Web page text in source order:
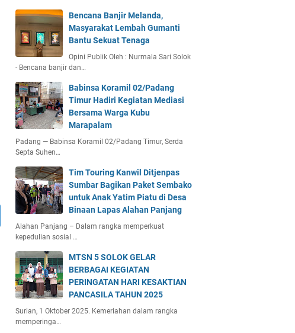
Bencana Banjir Melanda,
Masyarakat Lembah Gumanti
Bantu Sekuat Tenaga
Opini Publik Oleh : Nurmala Sari Solok
- Bencana banjir dan…
Babinsa Koramil 02/Padang
Timur Hadiri Kegiatan Mediasi
Bersama Warga Kubu
Marapalam
Padang — Babinsa Koramil 02/Padang Timur, Serda
Septa Suhen…
Tim Touring Kanwil Ditjenpas
Sumbar Bagikan Paket Sembako
untuk Anak Yatim Piatu di Desa
Binaan Lapas Alahan Panjang
Alahan Panjang – Dalam rangka memperkuat
kepedulian sosial …
MTSN 5 SOLOK GELAR
BERBAGAI KEGIATAN
PERINGATAN HARI KESAKTIAN
PANCASILA TAHUN 2025
Surian, 1 Oktober 2025. Kemeriahan dalam rangka
memperinga…